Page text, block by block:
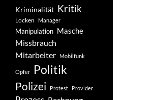
Kriminalität Kritik
Locken Manager
Manipulation Masche
Missbrauch
Mitarbeiter
Mobilfunk
Opfer Politik
Polizei Protest Provider